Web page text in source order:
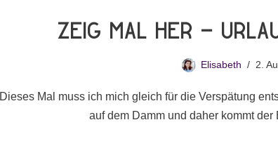
Zeig Mal Her –
Elisabeth 2.
Dieses Mal muss ich mich gleich für die Verspätung
auf dem Damm und daher kommt